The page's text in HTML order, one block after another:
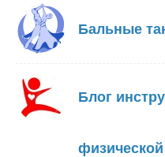
Бальные
Блог
физической